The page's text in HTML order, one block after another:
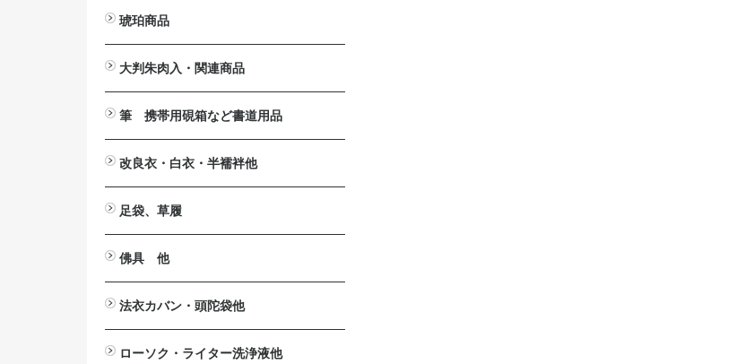
香合
香炉
琥珀商品
大判朱肉入・関連商品
大判朱肉入
詰替用朱肉
印じょく台
堆朱印盒
補充用液
筆 携帯用硯箱など書道用品
携帯用硯箱
小筆
中筆
太筆
墨池
筆掛け
筆立
硯
墨汁
改良衣・白衣・半襦袢他
改良衣
作務衣・掲載一時停止中
白衣・掲載一時停止中
半襦袢・掲載一時停止中
マジック帯
羽織・半纏・販売終了
下着
防寒カバー・販売終了
法衣箪笥・販売終了
足袋、草履
足袋
草履
佛具 他
法要台
戒名用紙入
印金
見台>自在見台
六角畳台
笏
絡子環
傘
ペーパーハンガー
ワイヤレスアンプ関連商品
拡声器>ハンズフリー拡声器
仏具洗浄液
案内板・パンフレッドスタンド
法衣カバン・頭陀袋他
法衣カバン
頭陀袋（袋物）
ローソク・ライター洗浄液他